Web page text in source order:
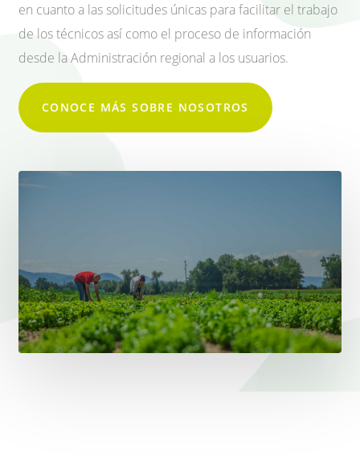
en cuanto a las solicitudes únicas para facilitar el trabajo
de los técnicos así como el proceso de información
desde la Administración regional a los usuarios.
CONOCE MÁS SOBRE NOSOTROS